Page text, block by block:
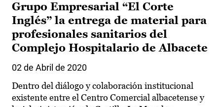
Grupo Empresarial “El Corte
Inglés” la entrega de material para
profesionales sanitarios del
Complejo Hospitalario de Albacete
02 de Abril de 2020
Dentro del diálogo y colaboración institucional
existente entre el Centro Comercial albacetense y